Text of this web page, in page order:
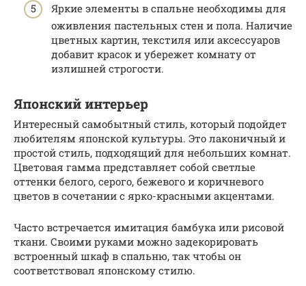
Яркие элементы в спальне необходимы для
оживления пастельных стен и пола. Наличие
цветных картин, текстиля или аксессуаров
добавит красок и убережет комнату от
излишней строгости.
Японский интерьер
Интересный самобытный стиль, который подойдет
любителям японской культуры. Это лаконичный и
простой стиль, подходящий для небольших комнат.
Цветовая гамма представляет собой светлые
оттенки белого, серого, бежевого и коричневого
цветов в сочетании с ярко-красными акцентами.
Часто встречается имитация бамбука или рисовой
ткани. Своими руками можно задекорировать
встроенный шкаф в спальню, так чтобы он
соответствовал японскому стилю.